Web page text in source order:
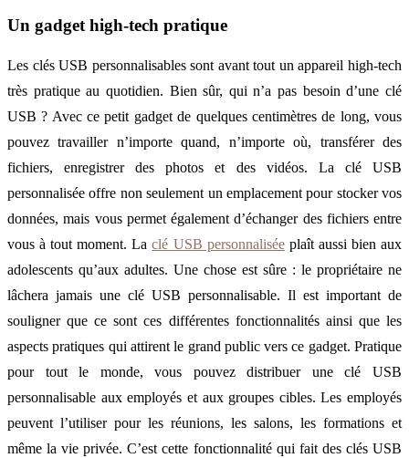
Un gadget high-tech pratique
Les clés USB personnalisables sont avant tout un appareil high-tech
très pratique au quotidien. Bien sûr, qui n’a pas besoin d’une clé
USB ? Avec ce petit gadget de quelques centimètres de long, vous
pouvez travailler n’importe quand, n’importe où, transférer des
fichiers, enregistrer des photos et des vidéos. La clé USB
personnalisée offre non seulement un emplacement pour stocker vos
données, mais vous permet également d’échanger des fichiers entre
vous à tout moment. Laclé USB personnaliséeplaît aussi bien aux
adolescents qu’aux adultes. Une chose est sûre : le propriétaire ne
lâchera jamais une clé USB personnalisable. Il est important de
souligner que ce sont ces différentes fonctionnalités ainsi que les
aspects pratiques qui attirent le grand public vers ce gadget. Pratique
pour tout le monde, vous pouvez distribuer une clé USB
personnalisable aux employés et aux groupes cibles. Les employés
peuvent l’utiliser pour les réunions, les salons, les formations et
même la vie privée. C’est cette fonctionnalité qui fait des clés USB